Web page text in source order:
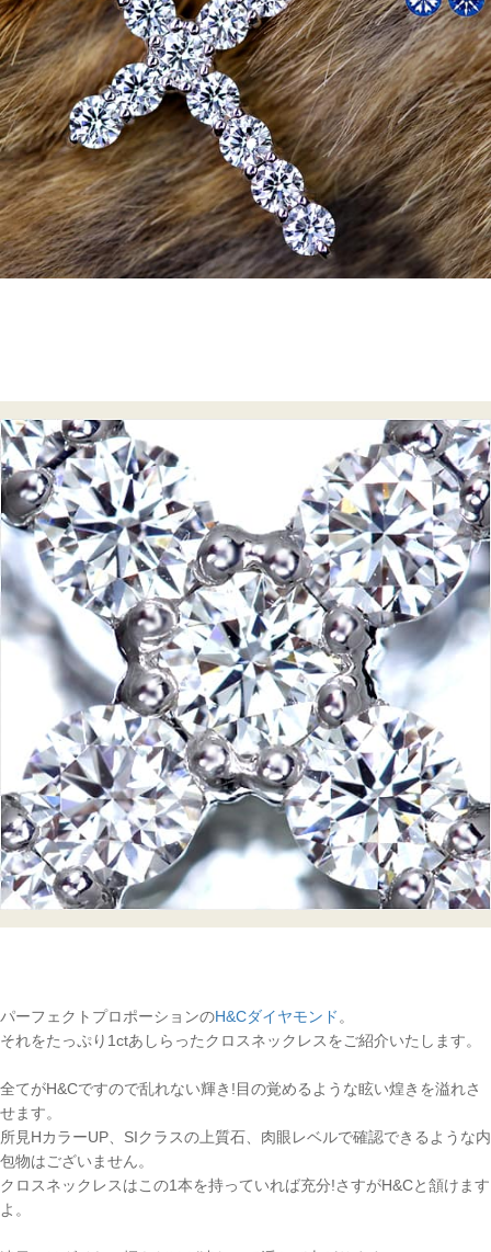
パーフェクトプロポーションのH&Cダイヤモンド 。
それをたっぷり1ctあしらったクロスネックレスをご紹介いたします。
全てがH&Cですので乱れない輝き!目の覚めるような眩い煌きを溢れさ
せます。
所見HカラーUP、SIクラスの上質石、肉眼レベルで確認できるような内
包物はございません。
クロスネックレスはこの1本を持っていれば充分!さすがH&Cと頷けます
よ。